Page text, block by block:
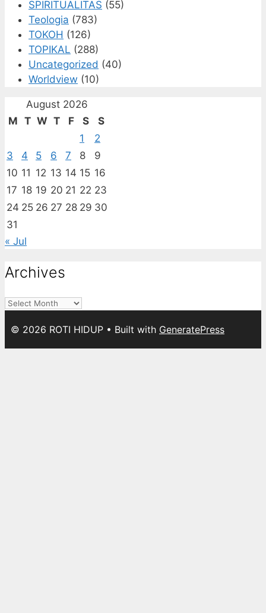
SPIRITUALITAS (55)
Teologia (783)
TOKOH (126)
TOPIKAL (288)
Uncategorized (40)
Worldview (10)
August 2026
M T W T F S
S
1
2
3
4 5 6 7 8
9
10 11 12 13 14 15 16
17 18 19 20 21 22 23
24 25 26 27 28 29 30
31
« Jul
Archives
Archives
© 2026 ROTI HIDUP • Built with GeneratePress